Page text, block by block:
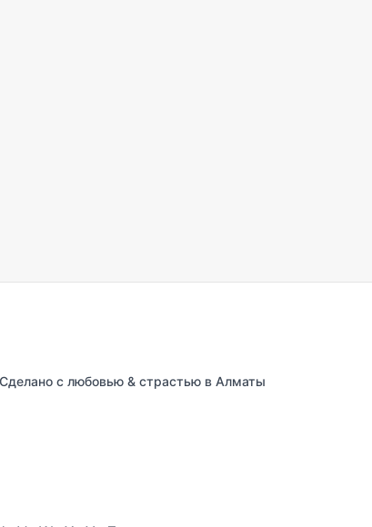
Сделано с любовью & страстью в Алматы